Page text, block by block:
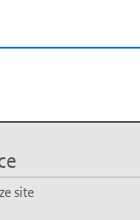
site